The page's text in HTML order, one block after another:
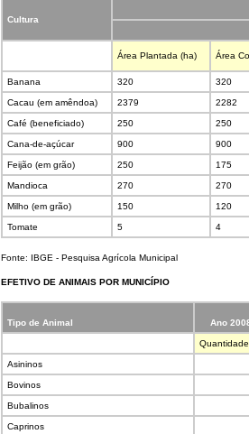
Cultura
Área Plantada (ha) Área
Banana 320 320
Cacau (em amêndoa) 2379 2282
Café (beneficiado) 250 250
Cana-de-açúcar 900 900
Feijão (em grão) 250 175
Mandioca 270 270
Milho (em grão) 150 120
Tomate 5 4
Fonte: IBGE - Pesquisa Agrícola Municipal
EFETIVO DE ANIMAIS POR MUNICÍPIO
Tipo de Animal Ano
Asininos
Bovinos
Bubalinos
Caprinos